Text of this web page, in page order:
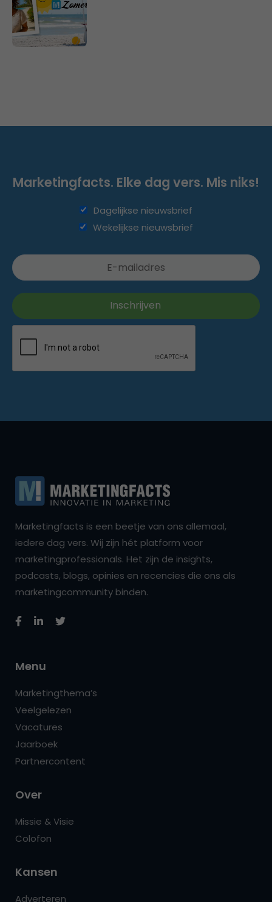
Marketingfacts. Elke dag vers. Mis niks!
Dagelijkse nieuwsbrief
Wekelijkse nieuwsbrief
Marketingfacts is een beetje van ons allemaal,
iedere dag vers. Wij zijn hét platform voor
marketingprofessionals. Het zijn de insights,
podcasts, blogs, opinies en recencies die ons als
marketingcommunity binden.
Menu
Marketingthema’s
Veelgelezen
Vacatures
Jaarboek
Partnercontent
Over
Missie & Visie
Colofon
Kansen
Adverteren